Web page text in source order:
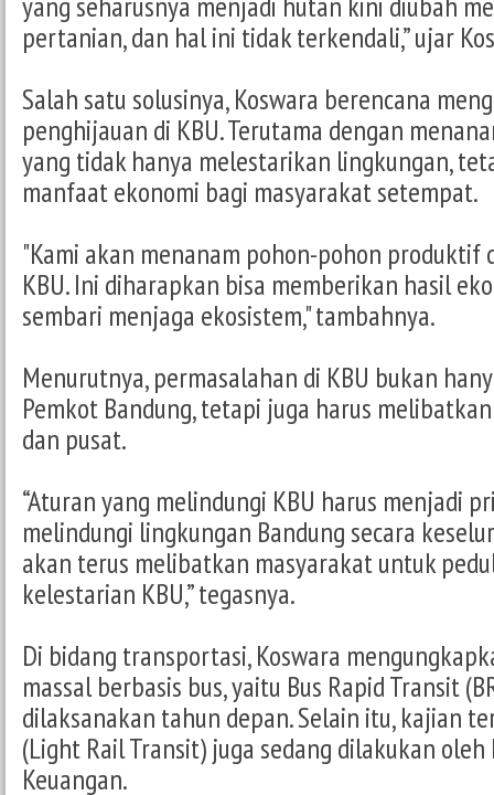
pertanian, dan hal ini tidak terkendali,” ujar
Salah satu solusinya, Koswara berencana
penghijauan di KBU. Terutama dengan
yang tidak hanya melestarikan lingkungan,
manfaat ekonomi bagi masyarakat setempat.
"Kami akan menanam pohon-pohon
KBU. Ini diharapkan bisa memberikan hasil
sembari menjaga ekosistem," tambahnya.
Menurutnya, permasalahan di KBU bukan
Pemkot Bandung, tetapi juga harus
dan pusat.
“Aturan yang melindungi KBU harus menjadi
melindungi lingkungan Bandung secara
akan terus melibatkan masyarakat untuk
kelestarian KBU,” tegasnya.
Di bidang transportasi, Koswara
massal berbasis bus, yaitu Bus Rapid Transit
dilaksanakan tahun depan. Selain itu, kajian
(Light Rail Transit) juga sedang dilakukan
Keuangan.